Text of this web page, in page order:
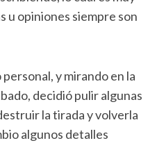
u opiniones siempre son
y mirando en la
decidió pulir algunas
la tirada y volverla
algunos detalles